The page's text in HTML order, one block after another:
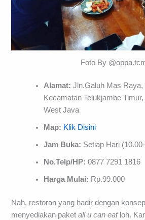
Foto By
Alamat: Jln.Galuh Mas Raya,
Kecamatan Telukjambe
West Java
Map: Klik Disini
Jam Buka: Setiap Hari
No.Telp/HP: 0877 7291 1816
Harga Mulai: Rp.99.000
Nah, restoran yang hadir dengan
menyediakan paketall u can eatloh.